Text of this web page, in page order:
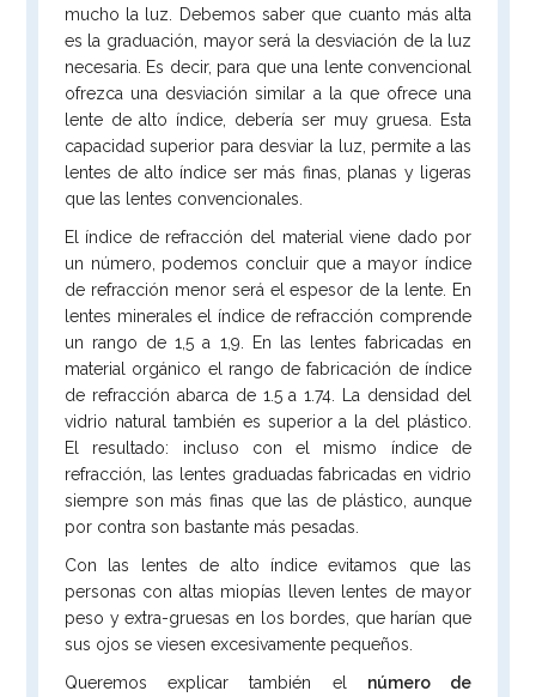
mucho la luz. Debemos saber que cuanto más alta
es la graduación, mayor será la desviación de la luz
necesaria. Es decir, para que una lente convencional
ofrezca una desviación similar a la que ofrece una
lente de alto índice, debería ser muy gruesa. Esta
capacidad superior para desviar la luz, permite a las
lentes de alto índice ser más finas, planas y ligeras
que las lentes convencionales.
El índice de refracción del material viene dado por
un número, podemos concluir que a mayor índice
de refracción menor será el espesor de la lente. En
lentes minerales el índice de refracción comprende
un rango de 1,5 a 1,9. En las lentes fabricadas en
material orgánico el rango de fabricación de índice
de refracción abarca de 1.5 a 1.74. La densidad del
vidrio natural también es superior a la del plástico.
El resultado: incluso con el mismo índice de
refracción, las lentes graduadas fabricadas en vidrio
siempre son más finas que las de plástico, aunque
por contra son bastante más pesadas.
Con las lentes de alto índice evitamos que las
personas con altas miopías lleven lentes de mayor
peso y extra-gruesas en los bordes, que harían que
sus ojos se viesen excesivamente pequeños.
Queremos explicar también el número de